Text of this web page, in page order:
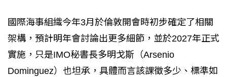
國際海事組織今年3月於倫敦開會時初步確定了相關
架構，預計明年會討論出更多細節，並於2027年正式
實施，只是IMO秘書長多明戈斯（Arsenio
Dominguez）也坦承，具體而言該課徵多少、標準如